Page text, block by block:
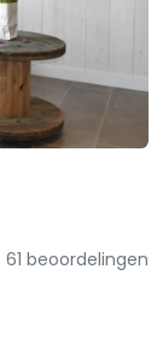
61 beoordelingen